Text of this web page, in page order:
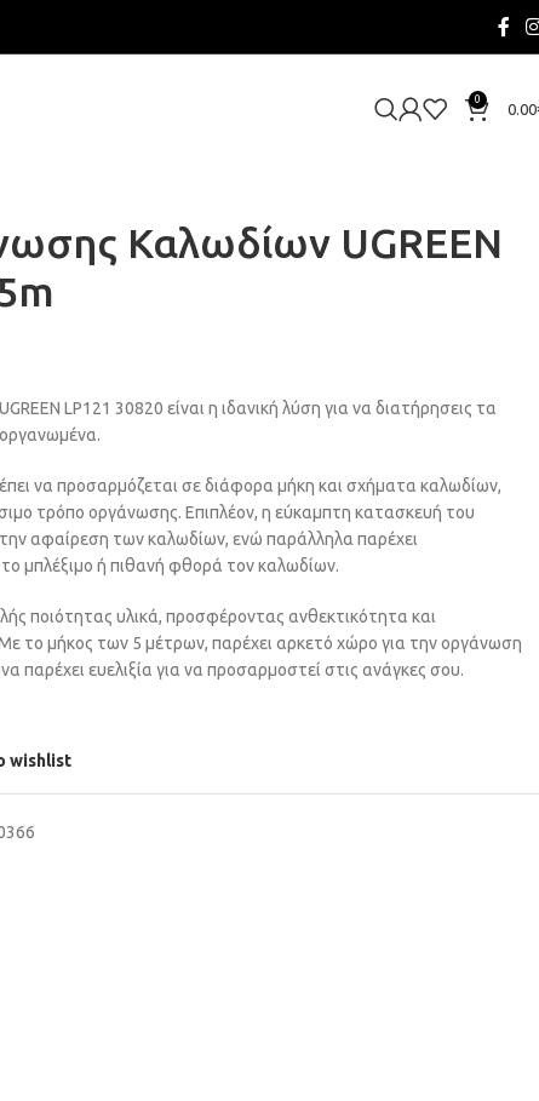
0
0.00
Καλωδίων UGREEN
LP121 30820 είναι η ιδανική λύση για να διατήρησεις τα
να προσαρμόζεται σε διάφορα μήκη και σχήματα καλωδίων,
τρόπο οργάνωσης. Επιπλέον, η εύκαμπτη κατασκευή του
αφαίρεση των καλωδίων, ενώ παράλληλα παρέχει
μπλέξιμο ή πιθανή φθορά τον καλωδίων.
ποιότητας υλικά, προσφέροντας ανθεκτικότητα και
το μήκος των 5 μέτρων, παρέχει αρκετό χώρο για την οργάνωση
παρέχει ευελιξία για να προσαρμοστεί στις ανάγκες σου.
wishlist